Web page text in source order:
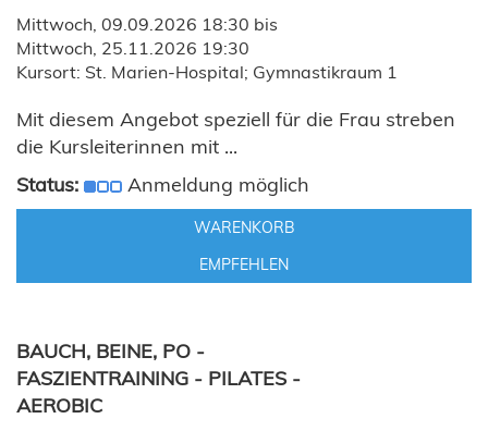
Mittwoch, 09.09.2026 18:30 bis
Mittwoch, 25.11.2026 19:30
Kursort: St. Marien-Hospital; Gymnastikraum 1
Mit diesem Angebot speziell für die Frau streben
die Kursleiterinnen mit ...
Status:
Anmeldung möglich
WARENKORB
EMPFEHLEN
BAUCH, BEINE, PO -
FASZIENTRAINING - PILATES -
AEROBIC